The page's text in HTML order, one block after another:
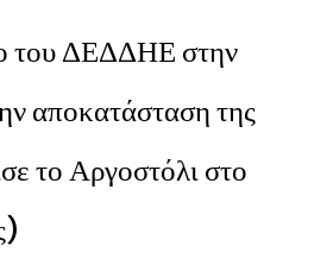
του ΔΕΔΔΗΕ στην
αποκατάσταση της
το Αργοστόλι στο